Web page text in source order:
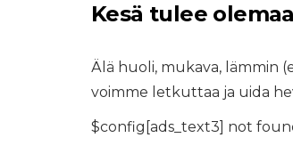
Kesä tulee
Älä huoli, mukava, lämmin
voimme letkuttaa ja uida
$config[ads_text3] not